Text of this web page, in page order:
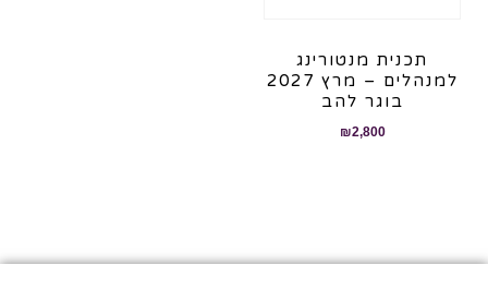
תכנית מנטורינג
למנהלים – מרץ 2027
בוגר להב
₪2,800